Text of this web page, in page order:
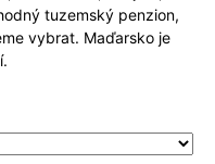
tuzemský penzion,
vybrat. Maďarsko je